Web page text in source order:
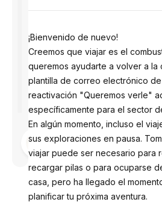
Diseñado
por
Anastasiia
¡Bienvenido de nuevo!
Creemos que viajar es el
queremos ayudarte a volver a la
plantilla de correo electrónico
reactivación "Queremos verle"
específicamente para el sector
En algún momento, incluso el
sus exploraciones en pausa.
viajar puede ser necesario para
recargar pilas o para ocuparse
casa, pero ha llegado el
planificar tu próxima aventura.